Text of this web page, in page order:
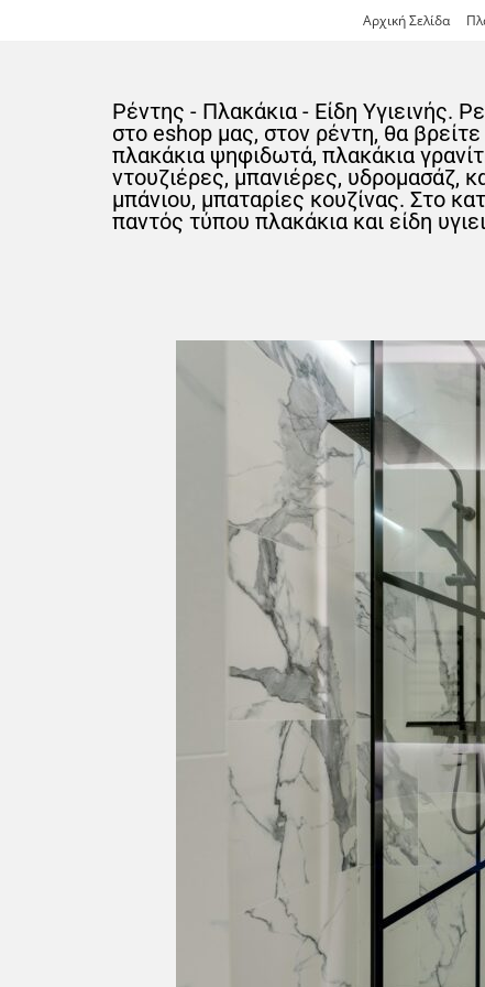
Αρχική Σελίδα
Ρέντης - Πλακάκια - Είδη Υγιεινής.
στο eshop μας, στον ρέντη, θα
πλακάκια ψηφιδωτά, πλακάκια
ντουζιέρες, μπανιέρες, υδρομασάζ,
μπάνιου, μπαταρίες κουζίνας. Στο
παντός τύπου πλακάκια και είδη